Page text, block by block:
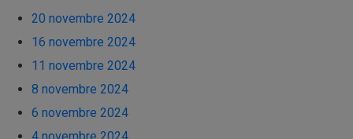
20 novembre 2024
16 novembre 2024
11 novembre 2024
8 novembre 2024
6 novembre 2024